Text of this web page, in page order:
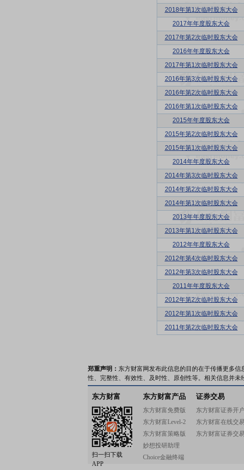
2018年第1次临时股东大会
2017年年度股东大会
2017年第2次临时股东大会
2016年年度股东大会
2017年第1次临时股东大会
2016年第3次临时股东大会
2016年第2次临时股东大会
2016年第1次临时股东大会
2015年年度股东大会
2015年第2次临时股东大会
2015年第1次临时股东大会
2014年年度股东大会
2014年第3次临时股东大会
2014年第2次临时股东大会
2014年第1次临时股东大会
2013年年度股东大会
2013年第1次临时股东大会
2012年年度股东大会
2012年第4次临时股东大会
2012年第3次临时股东大会
2011年年度股东大会
2012年第2次临时股东大会
2012年第1次临时股东大会
2011年第2次临时股东大会
郑重声明： 东方财富网发布此信息的目的在于传播更多
性、完整性、有效性、及时性、原创性等。相关信息并
东方财富
扫一扫下载
APP
东方财富产品
东方财富免费版
东方财富Level-2
东方财富策略版
妙想投研助理
Choice金融终端
证券交易
东方财富证券开户
东方财富在线交易
东方财富证券交易